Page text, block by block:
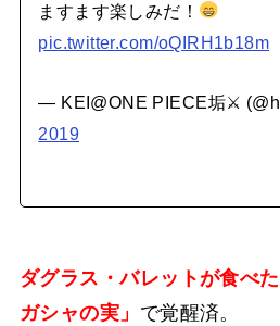
ますます楽しみだ！
pic.twitter.com/oQIRH1b18m
— KEI@ONE PIECE垢⚔
2019
ダグラス・バレットが食べ
ガシャの実」 で覚醒済。